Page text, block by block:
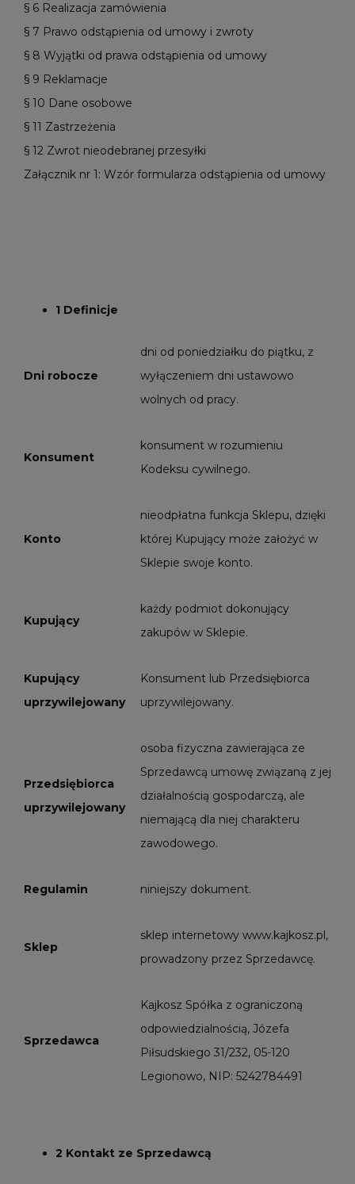
§ 6 Realizacja zamówienia
§ 7 Prawo odstąpienia od umowy i zwroty
§ 8 Wyjątki od prawa odstąpienia od umowy
§ 9 Reklamacje
§ 10 Dane osobowe
§ 11 Zastrzeżenia
§ 12 Zwrot nieodebranej przesyłki
Załącznik nr 1: Wzór formularza odstąpienia od umowy
1 Definicje
Dni robocze
dni od poniedziałku do piątku, z
wyłączeniem dni ustawowo
wolnych od pracy.
Konsument
konsument w rozumieniu
Kodeksu cywilnego.
Konto
nieodpłatna funkcja Sklepu, dzięki
której Kupujący może założyć w
Sklepie swoje konto.
Kupujący
każdy podmiot dokonujący
zakupów w Sklepie.
Kupujący
uprzywilejowany
Konsument lub Przedsiębiorca
uprzywilejowany.
Przedsiębiorca
uprzywilejowany
osoba fizyczna zawierająca ze
Sprzedawcą umowę związaną z jej
działalnością gospodarczą, ale
niemającą dla niej charakteru
zawodowego.
Regulamin niniejszy dokument.
Sklep
sklep internetowy www.kajkosz.pl,
prowadzony przez Sprzedawcę.
Sprzedawca
Kajkosz Spółka z ograniczoną
odpowiedzialnością, Józefa
Piłsudskiego 31/232, 05-120
Legionowo, NIP: 5242784491
2 Kontakt ze Sprzedawcą